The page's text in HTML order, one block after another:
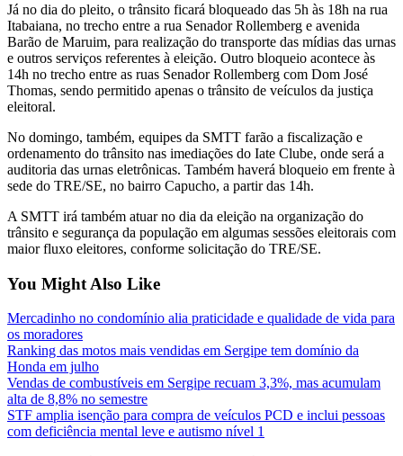
Já no dia do pleito, o trânsito ficará bloqueado das 5h às 18h na rua
Itabaiana, no trecho entre a rua Senador Rollemberg e avenida
Barão de Maruim, para realização do transporte das mídias das urnas
e outros serviços referentes à eleição. Outro bloqueio acontece às
14h no trecho entre as ruas Senador Rollemberg com Dom José
Thomas, sendo permitido apenas o trânsito de veículos da justiça
eleitoral.
No domingo, também, equipes da SMTT farão a fiscalização e
ordenamento do trânsito nas imediações do Iate Clube, onde será a
auditoria das urnas eletrônicas. Também haverá bloqueio em frente à
sede do TRE/SE, no bairro Capucho, a partir das 14h.
A SMTT irá também atuar no dia da eleição na organização do
trânsito e segurança da população em algumas sessões eleitorais com
maior fluxo eleitores, conforme solicitação do TRE/SE.
You Might Also Like
Mercadinho no condomínio alia praticidade e qualidade de vida para
os moradores
Ranking das motos mais vendidas em Sergipe tem domínio da
Honda em julho
Vendas de combustíveis em Sergipe recuam 3,3%, mas acumulam
alta de 8,8% no semestre
STF amplia isenção para compra de veículos PCD e inclui pessoas
com deficiência mental leve e autismo nível 1